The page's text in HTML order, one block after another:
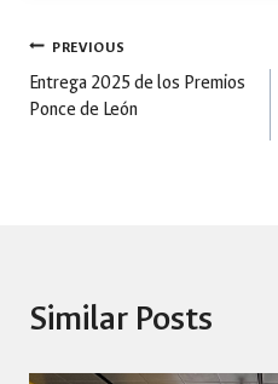
Post
navigation
PREVIOUS
Entrega 2025 de los Premios
Ponce de León
Similar Posts